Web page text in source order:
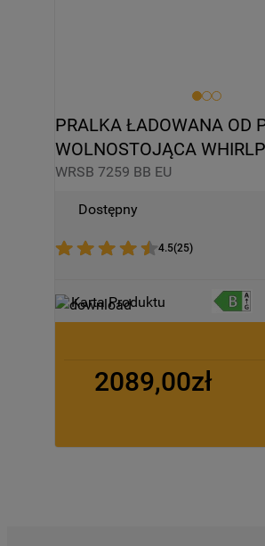
PRALKA ŁADOWANA OD
WOLNOSTOJĄCA
KG - WRSB 7259 BB EU
WRSB 7259 BB EU
Dostępny
4.5(25)
Karta Produktu
2089,00zł